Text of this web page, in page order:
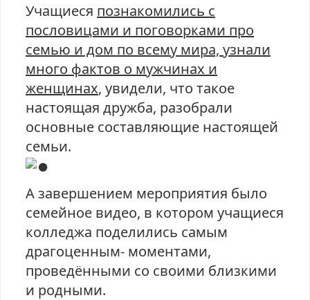
Учащиеся познакомились с
пословицами и поговорками про
семью и дом по всему мира, узнали
много фактов о мужчинах и
женщинах, увидели, что такое
настоящая дружба, разобрали
основные составляющие настоящей
семьи.
А завершением мероприятия было
семейное видео, в котором учащиеся
колледжа поделились самым
драгоценным- моментами,
проведёнными со своими близкими
и родными.